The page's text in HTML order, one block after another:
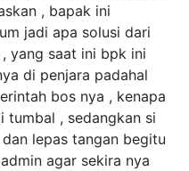
, bapak ini
jadi apa solusi dari
yang saat ini bpk ini
di penjara padahal
bos nya , kenapa
tumbal , sedangkan si
lepas tangan begitu
agar sekira nya